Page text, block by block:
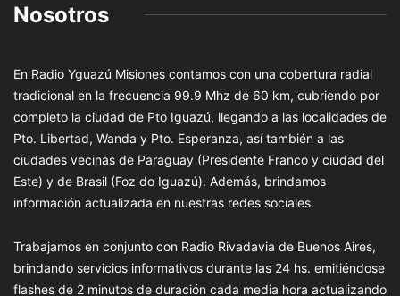
Nosotros
En Radio Yguazú Misiones contamos con una cobertura radial
tradicional en la frecuencia 99.9 Mhz de 60 km, cubriendo por
completo la ciudad de Pto Iguazú, llegando a las localidades de
Pto. Libertad, Wanda y Pto. Esperanza, así también a las
ciudades vecinas de Paraguay (Presidente Franco y ciudad del
Este) y de Brasil (Foz do Iguazú). Además, brindamos
información actualizada en nuestras redes sociales.
Trabajamos en conjunto con Radio Rivadavia de Buenos Aires,
brindando servicios informativos durante las 24 hs. emitiéndose
flashes de 2 minutos de duración cada media hora actualizando